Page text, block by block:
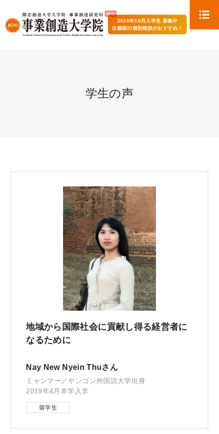
2026年10月入学生 募集中
出願前の個別相談がおすすめ！
学生の声
地域から国際社会に貢献し得る経営者に
なるために
Nay New Nyein Thuさん
ミャンマー／ヤンゴン外国語大学出身
2019年4月本学入学
留学生